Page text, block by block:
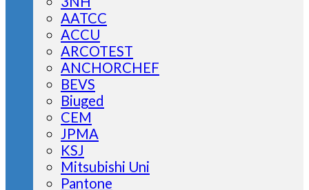
AATCC
ACCU
ARCOTEST
ANCHORCHEF
BEVS
Biuged
CEM
JPMA
KSJ
Mitsubishi Uni
Pantone